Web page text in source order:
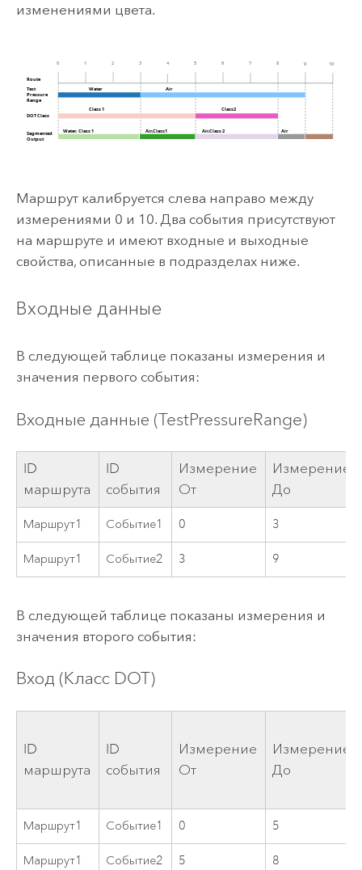
изменениями цвета.
Маршрут калибруется слева направо между
измерениями 0 и 10. Два события присутствуют
на маршруте и имеют входные и выходные
свойства, описанные в подразделах ниже.
Входные данные
В следующей таблице показаны измерения и
значения первого события:
Входные данные (TestPressureRange)
ID
маршрута
ID
события
Измерение
От
Измерение
До
Маршрут1 Событие1 0 3
Маршрут1 Событие2 3 9
В следующей таблице показаны измерения и
значения второго события:
Вход (Класс DOT)
ID
маршрута
ID
события
Измерение
От
Измерение
До
Маршрут1 Событие1 0 5
Маршрут1 Событие2 5 8